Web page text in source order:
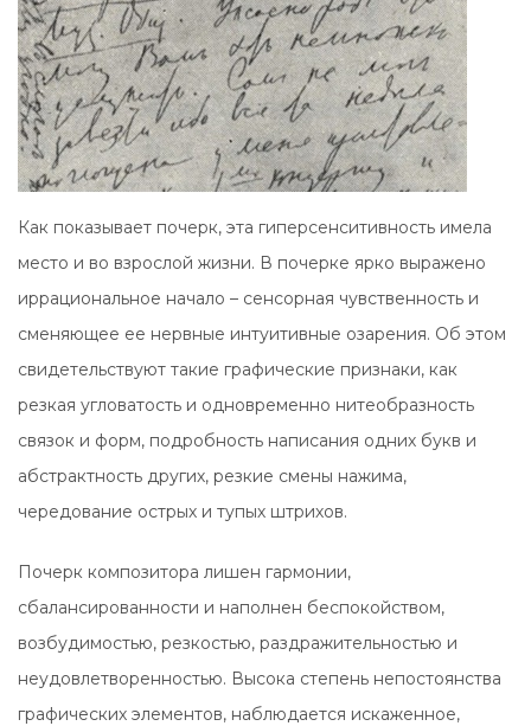
Как показывает почерк, эта гиперсенситивность имела
место и во взрослой жизни. В почерке ярко выражено
иррациональное начало – сенсорная чувственность и
сменяющее ее нервные интуитивные озарения. Об этом
свидетельствуют такие графические признаки, как
резкая угловатость и одновременно нитеобразность
связок и форм, подробность написания одних букв и
абстрактность других, резкие смены нажима,
чередование острых и тупых штрихов.
Почерк композитора лишен гармонии,
сбалансированности и наполнен беспокойством,
возбудимостью, резкостью, раздражительностью и
неудовлетворенностью. Высока степень непостоянства
графических элементов, наблюдается искаженное,